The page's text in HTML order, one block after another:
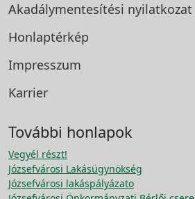
Akadálymentesítési nyilatkozat
Honlaptérkép
Impresszum
Karrier
További honlapok
Vegyél részt!
Józsefvárosi Lakásügynökség
Józsefvárosi lakáspályázato